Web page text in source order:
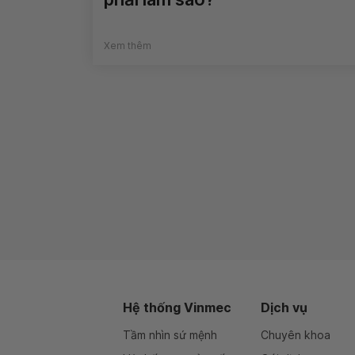
Xem thêm
Hệ thống Vinmec
Tầm nhìn sứ mệnh
Dịch vụ
Chuyên khoa